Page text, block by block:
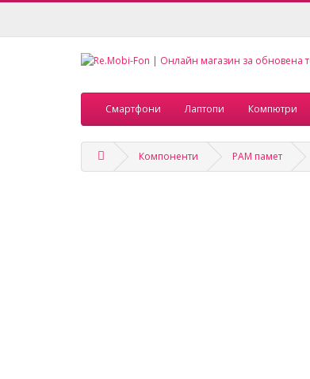
Смартфони Лаптопи Компютри
Компоненти РАМ памет